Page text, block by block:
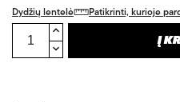
Dydžių lentelė Patikrinti, kurioje
Į